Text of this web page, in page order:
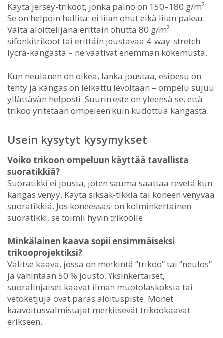
Käytä jersey-trikoot, jonka paino on 150–180 g/m².
Se on helpoin hallita: ei liian ohut eikä liian paksu.
Vältä aloittelijana erittäin ohutta 80 g/m²
sifonkitrikoot tai erittäin joustavaa 4-way-stretch
lycra-kangasta – ne vaativat enemmän kokemusta.
Kun neulanen on oikea, lanka joustaa, esipesu on
tehty ja kangas on leikattu levoltaan – ompelu sujuu
yllättävän helposti. Suurin este on yleensä se, että
trikoo yritetään ompeleen kuin kudottua kangasta.
Usein kysytyt kysymykset
Voiko trikoon ompeluun käyttää tavallista
suoratikkiä?
Suoratikki ei jousta, joten sauma saattaa revetä kun
kangas venyy. Käytä siksak-tikkiä tai koneen venyvää
suoratikkiä. Jos koneessasi on kolminkertainen
suoratikki, se toimii hyvin trikoolle.
Minkälainen kaava sopii ensimmäiseksi
trikooprojektiksi?
Valitse kaava, jossa on merkintä ”trikoo” tai ”neulos”
ja vähintään 50 % jousto. Yksinkertaiset,
suoralinjaiset kaavat ilman muotolaskoksia tai
vetoketjuja ovat paras aloituspiste. Monet
kaavoitusvalmistajat merkitsevät trikookaavat
erikseen.